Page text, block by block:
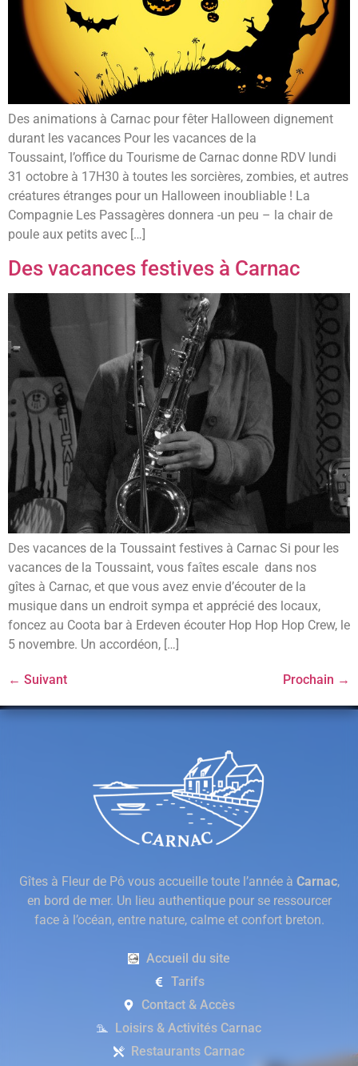
Des animations à Carnac pour fêter Halloween dignement
durant les vacances Pour les vacances de la
Toussaint, l’office du Tourisme de Carnac donne RDV lundi
31 octobre à 17H30 à toutes les sorcières, zombies, et autres
créatures étranges pour un Halloween inoubliable ! La
Compagnie Les Passagères donnera -un peu – la chair de
poule aux petits avec […]
Des vacances festives à Carnac
Des vacances de la Toussaint festives à Carnac Si pour les
vacances de la Toussaint, vous faîtes escale dans nos
gîtes à Carnac, et que vous avez envie d’écouter de la
musique dans un endroit sympa et apprécié des locaux,
foncez au Coota bar à Erdeven écouter Hop Hop Hop Crew, le
5 novembre. Un accordéon, […]
← Suivant Prochain →
Gîtes à Fleur de Pô vous accueille toute l’année à Carnac,
en bord de mer. Un lieu authentique pour se ressourcer
face à l’océan, entre nature, calme et confort breton.
Accueil du site
Tarifs
Contact & Accès
Loisirs & Activités Carnac
Restaurants Carnac